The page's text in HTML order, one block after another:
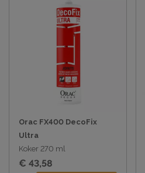
Orac FX400 DecoFix
Ultra
Koker 270 ml
€ 43,58